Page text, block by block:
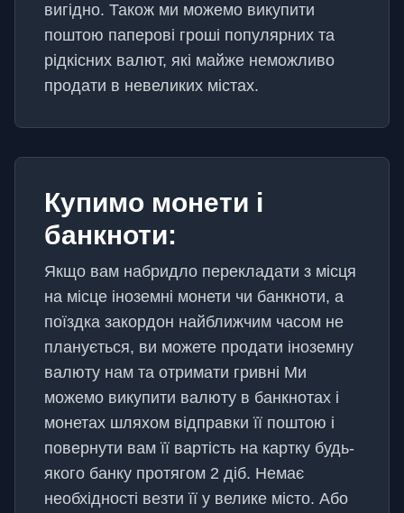
вигідно. Також ми можемо викупити
поштою паперові гроші популярних та
рідкісних валют, які майже неможливо
продати в невеликих містах.
Купимо монети і
банкноти:
Якщо вам набридло перекладати з місця
на місце іноземні монети чи банкноти, а
поїздка закордон найближчим часом не
планується, ви можете продати іноземну
валюту нам та отримати гривні Ми
можемо викупити валюту в банкнотах і
монетах шляхом відправки її поштою і
повернути вам її вартість на картку будь-
якого банку протягом 2 діб. Немає
необхідності везти її у велике місто. Або